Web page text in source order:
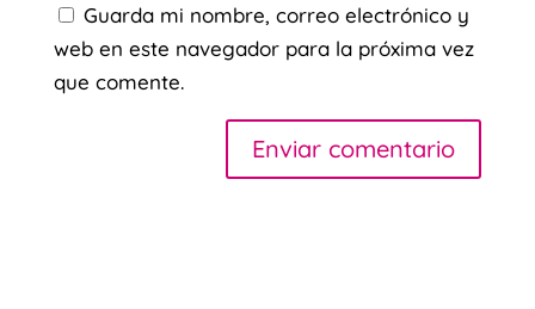
Guarda mi nombre, correo electrónico y
web en este navegador para la próxima vez
que comente.